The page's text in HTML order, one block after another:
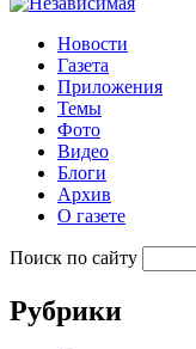
Новости
Газета
Приложения
Темы
Фото
Видео
Блоги
Архив
О газете
Поиск по сайту
Рубрики